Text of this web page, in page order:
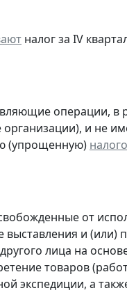
налог за IV
операции, в
организации), и не
(упрощенную)
от
и (или)
лица на
товаров
экспедиции, а